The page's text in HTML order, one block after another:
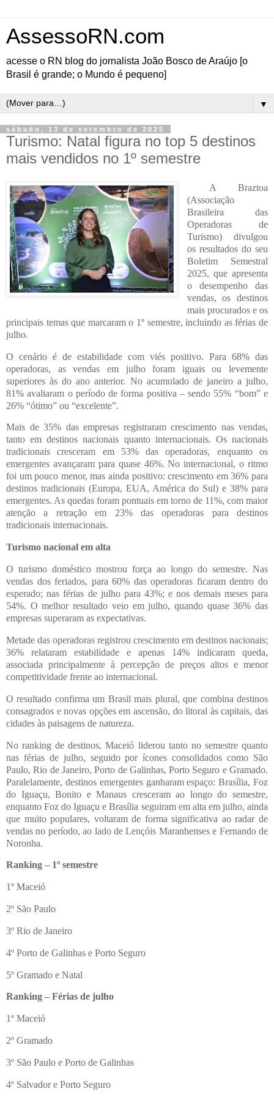
AssessoRN.com
acesse o RN blog do jornalista João Bosco de Araújo [o
Brasil é grande; o Mundo é pequeno]
▼
sábado, 13 de setembro de 2025
Turismo: Natal figura no top 5 destinos
mais vendidos no 1º semestre
A Braztoa
(Associação
Brasileira das
Operadoras de
Turismo) divulgou
os resultados do seu
Boletim Semestral
2025, que apresenta
o desempenho das
vendas, os destinos
mais procurados e os
principais temas que marcaram o 1º semestre, incluindo as férias de
julho.
O cenário é de estabilidade com viés positivo. Para 68% das
operadoras, as vendas em julho foram iguais ou levemente
superiores às do ano anterior. No acumulado de janeiro a julho,
81% avaliaram o período de forma positiva – sendo 55% “bom” e
26% “ótimo” ou “excelente”.
Mais de 35% das empresas registraram crescimento nas vendas,
tanto em destinos nacionais quanto internacionais. Os nacionais
tradicionais cresceram em 53% das operadoras, enquanto os
emergentes avançaram para quase 46%. No internacional, o ritmo
foi um pouco menor, mas ainda positivo: crescimento em 36% para
destinos tradicionais (Europa, EUA, América do Sul) e 38% para
emergentes. As quedas foram pontuais em torno de 11%, com maior
atenção a retração em 23% das operadoras para destinos
tradicionais internacionais.
Turismo nacional em alta
O turismo doméstico mostrou força ao longo do semestre. Nas
vendas dos feriados, para 60% das operadoras ficaram dentro do
esperado; nas férias de julho para 43%; e nos demais meses para
54%. O melhor resultado veio em julho, quando quase 36% das
empresas superaram as expectativas.
Metade das operadoras registrou crescimento em destinos nacionais;
36% relataram estabilidade e apenas 14% indicaram queda,
associada principalmente à percepção de preços altos e menor
competitividade frente ao internacional.
O resultado confirma um Brasil mais plural, que combina destinos
consagrados e novas opções em ascensão, do litoral às capitais, das
cidades às paisagens de natureza.
No ranking de destinos, Maceió liderou tanto no semestre quanto
nas férias de julho, seguido por ícones consolidados como São
Paulo, Rio de Janeiro, Porto de Galinhas, Porto Seguro e Gramado.
Paralelamente, destinos emergentes ganharam espaço: Brasília, Foz
do Iguaçu, Bonito e Manaus cresceram ao longo do semestre,
enquanto Foz do Iguaçu e Brasília seguiram em alta em julho, ainda
que muito populares, voltaram de forma significativa ao radar de
vendas no período, ao lado de Lençóis Maranhenses e Fernando de
Noronha.
Ranking – 1º semestre
1º Maceió
2º São Paulo
3º Rio de Janeiro
4º Porto de Galinhas e Porto Seguro
5º Gramado e Natal
Ranking – Férias de julho
1º Maceió
2º Gramado
3º São Paulo e Porto de Galinhas
4º Salvador e Porto Seguro